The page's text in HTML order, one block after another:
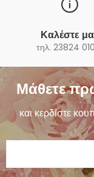
Καλέστε
τηλ. 23824
Μάθετε
και κερδίστε